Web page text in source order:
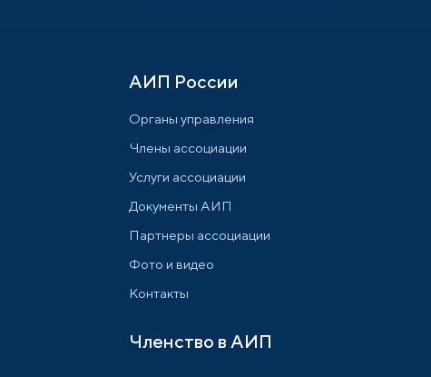
АИП России
Органы управления
Члены ассоциации
Услуги ассоциации
Документы АИП
Партнеры ассоциации
Фото и видео
Контакты
Членство в АИП